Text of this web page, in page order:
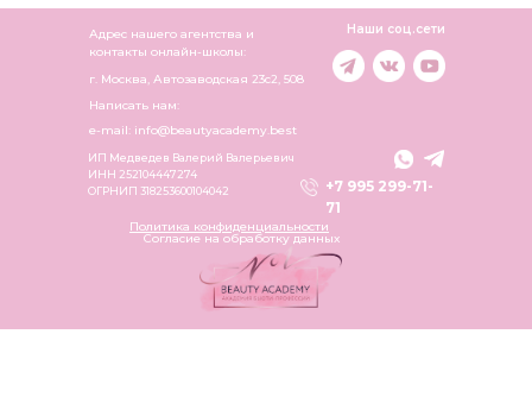
Адрес нашего агентства и
контакты онлайн-школы:
г. Москва, Автозаводская 23c2, 508
Написать нам:
e-mail: info@beautyacademy.best
Политика конфиденциальности
Согласие на обработку данных
ИП Медведев Валерий Валерьевич
ИНН 252104447274
ОГРНИП 318253600104042
Наши соц.сети
+7 995 299-71-
71